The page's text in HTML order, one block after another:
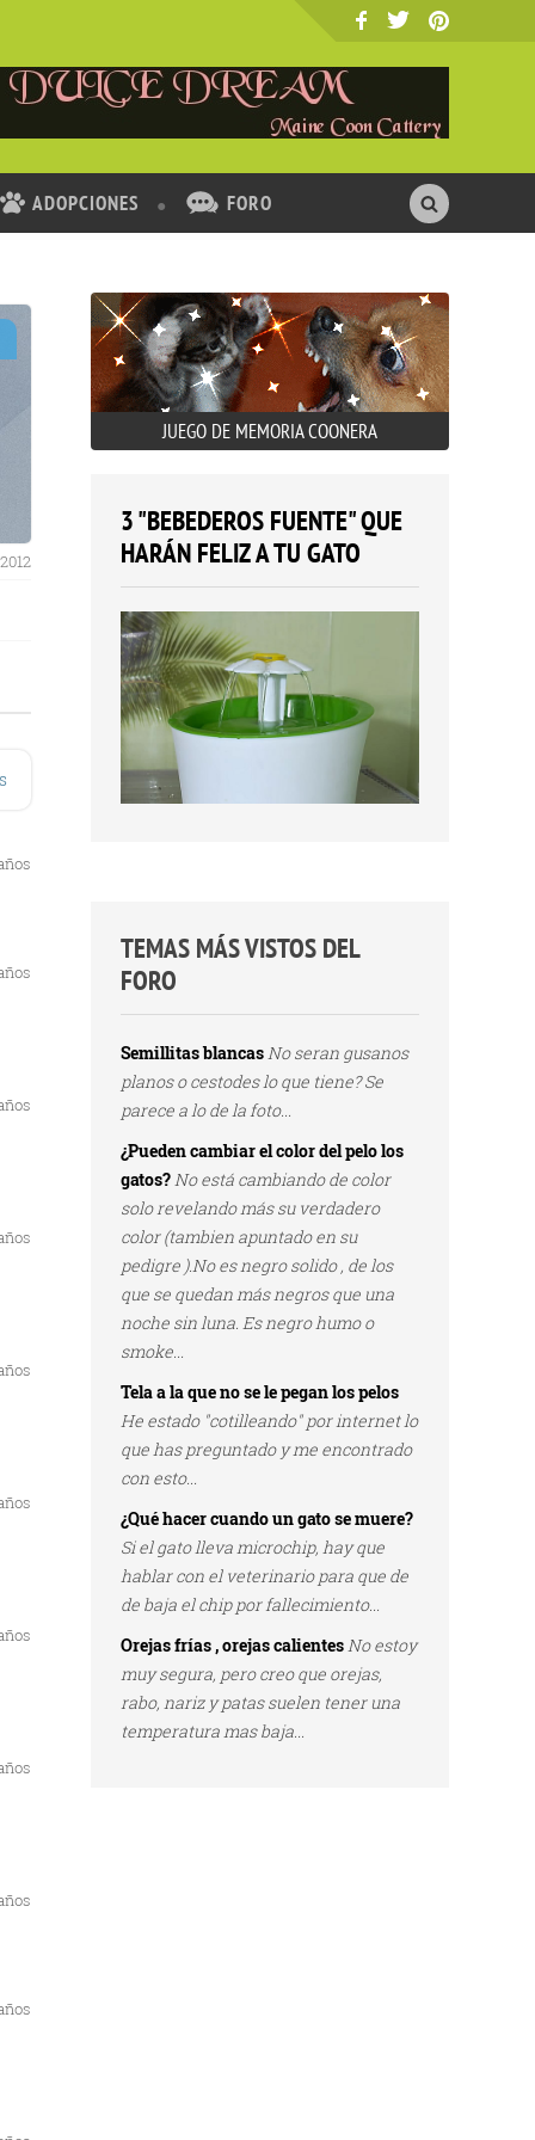
ADOPCIONES FORO
JUEGO DE MEMORIA COONERA
3 "BEBEDEROS FUENTE" QUE
HARÁN FELIZ A TU GATO
TEMAS MÁS VISTOS DEL
FORO
Semillitas blancasNo seran gusanos
planos o cestodes lo que tiene? Se
parece a lo de la foto...
¿Pueden cambiar el color del pelo los
gatos?No está cambiando de color
solo revelando más su verdadero
color (tambien apuntado en su
pedigre ).No es negro solido , de los
que se quedan más negros que una
noche sin luna. Es negro humo o
smoke...
Tela a la que no se le pegan los pelos
He estado "cotilleando" por internet lo
que has preguntado y me encontrado
con esto...
¿Qué hacer cuando un gato se muere?
Si el gato lleva microchip, hay que
hablar con el veterinario para que de
de baja el chip por fallecimiento...
Orejas frías , orejas calientesNo estoy
muy segura, pero creo que orejas,
rabo, nariz y patas suelen tener una
temperatura mas baja...